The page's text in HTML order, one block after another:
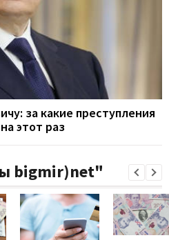
за какие преступления
этот раз
bigmir)net"